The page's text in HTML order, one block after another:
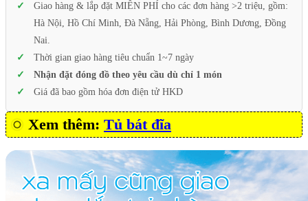
Giao hàng & lắp đặt MIỄN PHÍ cho các đơn hàng >2 triệu, gồm:
Hà Nội, Hồ Chí Minh, Đà Nẵng, Hải Phòng, Bình Dương, Đồng
Nai.
Thời gian giao hàng tiêu chuẩn 1~7 ngày
Nhận đặt đóng đồ theo yêu cầu dù chỉ 1 món
Giá đã bao gồm hóa đơn điện tử HKD
Xem thêm: Tủ bát đĩa